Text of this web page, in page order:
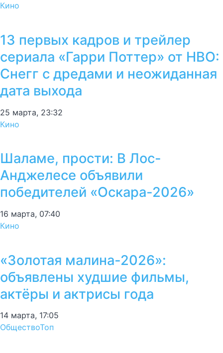
Кино
13 первых кадров и трейлер
сериала «Гарри Поттер» от HBO:
Снегг с дредами и неожиданная
дата выхода
25 марта, 23:32
Кино
Шаламе, прости: В Лос-
Анджелесе объявили
победителей «Оскара-2026»
16 марта, 07:40
Кино
«Золотая малина-2026»:
объявлены худшие фильмы,
актёры и актрисы года
14 марта, 17:05
ОбществоТоп